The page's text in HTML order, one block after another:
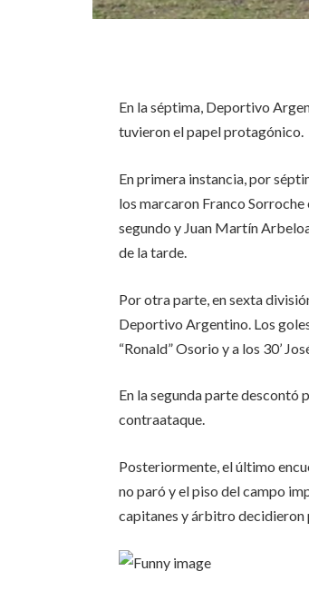
En la séptima, Deportivo
tuvieron el papel protagónico.
En primera instancia, por
los marcaron Franco
segundo y Juan Martín
de la tarde.
Por otra parte, en sexta
Deportivo Argentino. Los
“Ronald” Osorio y a los 30’
En la segunda parte descontó
contraataque.
Posteriormente, el último
no paró y el piso del campo
capitanes y árbitro decidieron